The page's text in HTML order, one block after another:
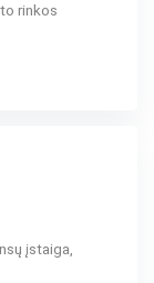
rinkos
įstaiga,